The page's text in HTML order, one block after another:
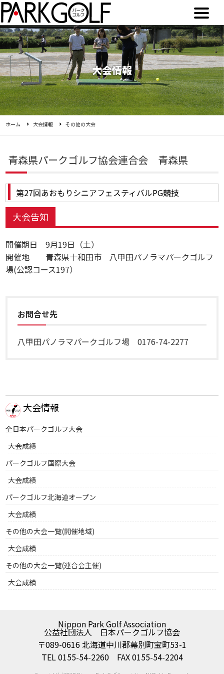
大会情報
ホーム 大会情報 その他の大会
大会情報
全日本パークゴルフ大会
大会成績
パークゴルフ国際大会
大会成績
パークゴルフ北海道オープン
大会成績
その他の大会一覧(開催地域)
大会成績
その他の大会一覧(連合会主催)
大会成績
青森県パークゴルフ協会連合会 青森県
第27回あおもりシニアフェスティバルPG競技
大会告知
開催期日 9月19日（土）
開催地 青森県十和田市 八甲田パノラマパークゴルフ
場(公認コース197）
お問合せ先
八甲田パノラマパークゴルフ場 0176-74-2277
Nippon Park Golf Association
公益社団法人 日本パークゴルフ協会
〒089-0616 北海道中川郡幕別町宝町53-1
TEL 0155-54-2260 FAX 0155-54-2204